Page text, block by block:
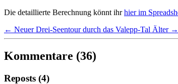
Die detaillierte Berechnung könnt ihrhier im
← Neuer Drei-Seentour durch das Valepp-Tal Älter →
Kommentare (36)
Reposts (4)